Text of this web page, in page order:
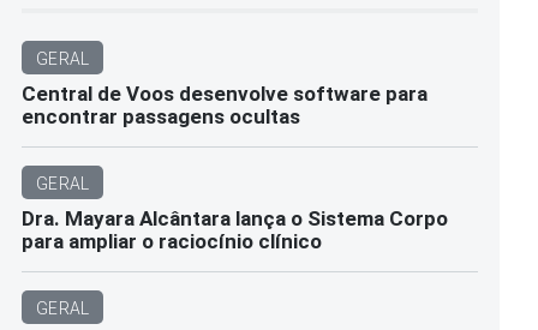
GERAL
Central de Voos desenvolve software para
encontrar passagens ocultas
GERAL
Dra. Mayara Alcântara lança o Sistema Corpo
para ampliar o raciocínio clínico
GERAL